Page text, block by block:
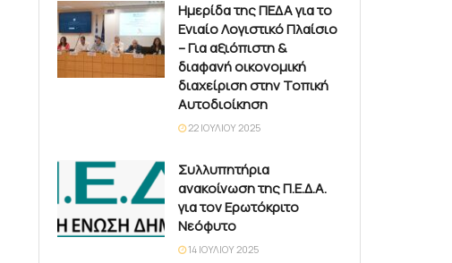
Ημερίδα της ΠΕΔΑ για το
Ενιαίο Λογιστικό Πλαίσιο
– Για αξιόπιστη &
διαφανή οικονομική
διαχείριση στην Τοπική
Αυτοδιοίκηση
22 ΙΟΥΛΊΟΥ 2025
Συλλυπητήρια
ανακοίνωση της Π.Ε.Δ.Α.
για τον Ερωτόκριτο
Νεόφυτο
14 ΙΟΥΛΊΟΥ 2025